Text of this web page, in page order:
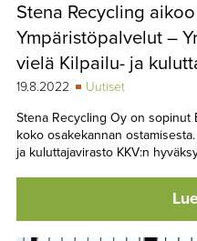
Stena Recycling
Ympäristöpalvelut –
vielä Kilpailu- ja
19.8.2022
Uutiset
Stena Recycling Oy on sopinut
koko osakekannan
ja kuluttajavirasto KKV:n